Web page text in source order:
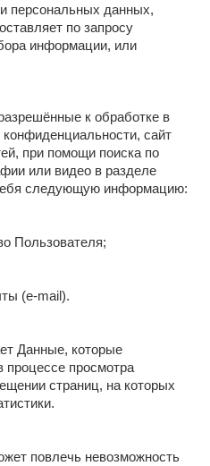
персональных данных,
по запросу
информации, или
к обработке в
сайт
при помощи поиска по
или видео в разделе
следующую информацию:
Пользователя;
(e-mail).
Данные, которые
процессе просмотра
страниц, на которых
повлечь невозможность